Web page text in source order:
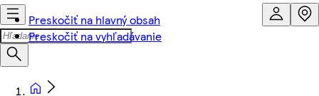
Preskočiť na hlavný obsah
Preskočiť na vyhľadávanie